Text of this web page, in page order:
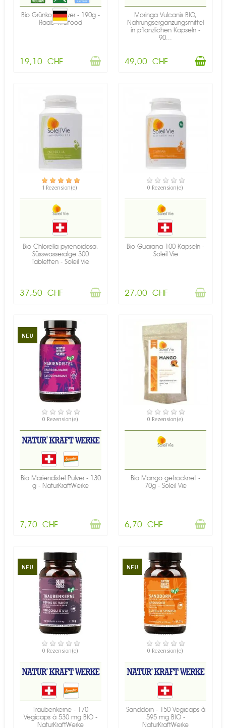
Bio Grünkohl Pulver - 190g -
Raab Vitalfood
19,10 CHF
Moringa Vulcanis BIO,
Nahrungsergänzungsmittel
in pflanzlichen Kapseln -
90...
49,00 CHF
NICHT AUF LAGER
1 Rezension(e)
Bio Chlorella pyrenoidosa,
Süsswasseralge 300
Tabletten - Soleil Vie
37,50 CHF
NICHT AUF LAGER
0 Rezension(e)
Bio Guarana 100 Kapseln -
Soleil Vie
27,00 CHF
NEU
NICHT AUF LAGER
0 Rezension(e)
Bio Mariendistel Pulver - 130
g - NaturKraftWerke
7,70 CHF
NICHT AUF LAGER
0 Rezension(e)
Bio Mango getrocknet -
70g - Soleil Vie
6,70 CHF
NEU
VERFÜGBAR
0 Rezension(e)
Traubenkerne - 170
Vegicaps à 530 mg BIO -
NaturKraftWerke
NEU
VERFÜGBAR
0 Rezension(e)
Sanddorn - 150 Vegicaps à
595 mg BIO -
NaturKraftWerke